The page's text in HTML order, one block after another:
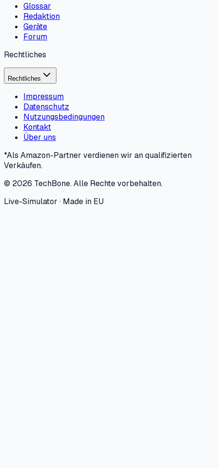
Glossar
Redaktion
Geräte
Forum
Rechtliches
Rechtliches
Impressum
Datenschutz
Nutzungsbedingungen
Kontakt
Über uns
*Als Amazon-Partner verdienen wir an qualifizierten
Verkäufen.
© 2026 TechBone.Alle Rechte vorbehalten.
Live-Simulator · Made in EU